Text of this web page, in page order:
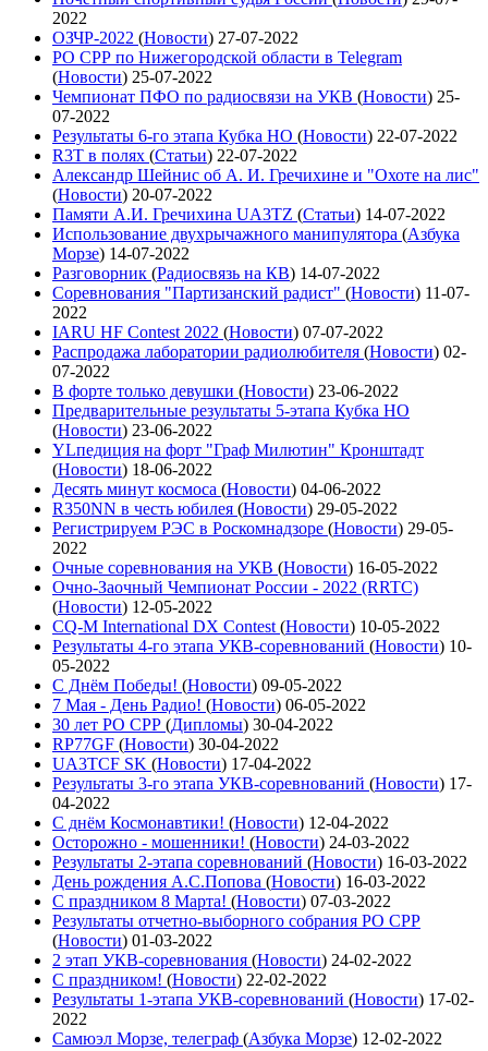
2022
ОЗЧР-2022 (Новости) 27-07-2022
РО СРР по Нижегородской области в Telegram
(Новости) 25-07-2022
Чемпионат ПФО по радиосвязи на УКВ (Новости) 25-
07-2022
Результаты 6-го этапа Кубка НО (Новости) 22-07-2022
R3T в полях (Статьи) 22-07-2022
Александр Шейнис об А. И. Гречихине и "Охоте на лис"
(Новости) 20-07-2022
Памяти А.И. Гречихина UA3TZ (Статьи) 14-07-2022
Использование двухрычажного манипулятора (Азбука
Морзе) 14-07-2022
Разговорник (Радиосвязь на КВ) 14-07-2022
Соревнования "Партизанский радист" (Новости) 11-07-
2022
IARU HF Contest 2022 (Новости) 07-07-2022
Распродажа лаборатории радиолюбителя (Новости) 02-
07-2022
В форте только девушки (Новости) 23-06-2022
Предварительные результаты 5-этапа Кубка НО
(Новости) 23-06-2022
YLпедиция на форт "Граф Милютин" Кронштадт
(Новости) 18-06-2022
Десять минут космоса (Новости) 04-06-2022
R350NN в честь юбилея (Новости) 29-05-2022
Регистрируем РЭС в Роскомнадзоре (Новости) 29-05-
2022
Очные соревнования на УКВ (Новости) 16-05-2022
Очно-Заочный Чемпионат России - 2022 (RRTC)
(Новости) 12-05-2022
CQ-M International DX Contest (Новости) 10-05-2022
Результаты 4-го этапа УКВ-соревнований (Новости) 10-
05-2022
С Днём Победы! (Новости) 09-05-2022
7 Мая - День Радио! (Новости) 06-05-2022
30 лет РО СРР (Дипломы) 30-04-2022
RP77GF (Новости) 30-04-2022
UA3TCF SK (Новости) 17-04-2022
Результаты 3-го этапа УКВ-соревнований (Новости) 17-
04-2022
С днём Космонавтики! (Новости) 12-04-2022
Осторожно - мошенники! (Новости) 24-03-2022
Результаты 2-этапа соревнований (Новости) 16-03-2022
День рождения А.С.Попова (Новости) 16-03-2022
С праздником 8 Марта! (Новости) 07-03-2022
Результаты отчетно-выборного собрания РО СРР
(Новости) 01-03-2022
2 этап УКВ-соревнования (Новости) 24-02-2022
С праздником! (Новости) 22-02-2022
Результаты 1-этапа УКВ-соревнований (Новости) 17-02-
2022
Самюэл Морзе, телеграф (Азбука Морзе) 12-02-2022